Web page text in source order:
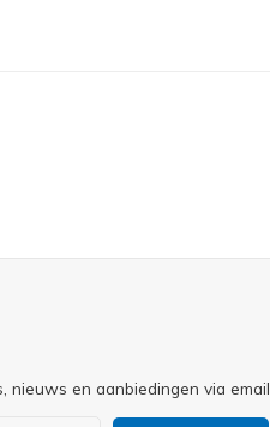
nieuws en aanbiedingen via email